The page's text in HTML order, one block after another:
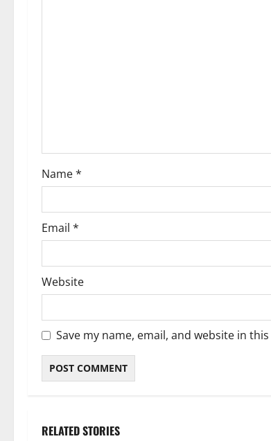
o
n
Name*
Email *
Website
Save my name, email, and website in
RELATED STORIES